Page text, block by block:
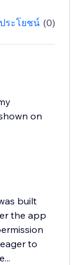
ระโยชน์ (0)
on
built
the app
to